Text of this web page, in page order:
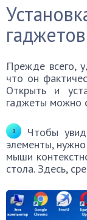
гаджетов
Прежде всего,
что он
Открыть и
гаджеты можно
Чтобы
элементы,
мыши
стола. Здесь,